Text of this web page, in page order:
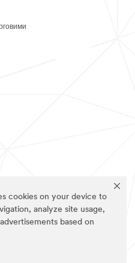
cookies on your device to
analyze site usage,
based on